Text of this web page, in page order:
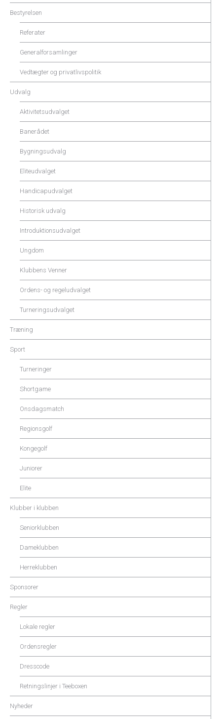
Bestyrelsen
Referater
Generalforsamlinger
Vedtægter og privatlivspolitik
Udvalg
Aktivitetsudvalget
Banerådet
Bygningsudvalg
Eliteudvalget
Handicapudvalget
Historisk udvalg
Introduktionsudvalget
Ungdom
Klubbens Venner
Ordens- og regeludvalget
Turneringsudvalget
Træning
Sport
Turneringer
Shortgame
Onsdagsmatch
Regionsgolf
Kongegolf
Juniorer
Elite
Klubber i klubben
Seniorklubben
Dameklubben
Herreklubben
Sponsorer
Regler
Lokale regler
Ordensregler
Dresscode
Retningslinjer i Teeboxen
Nyheder